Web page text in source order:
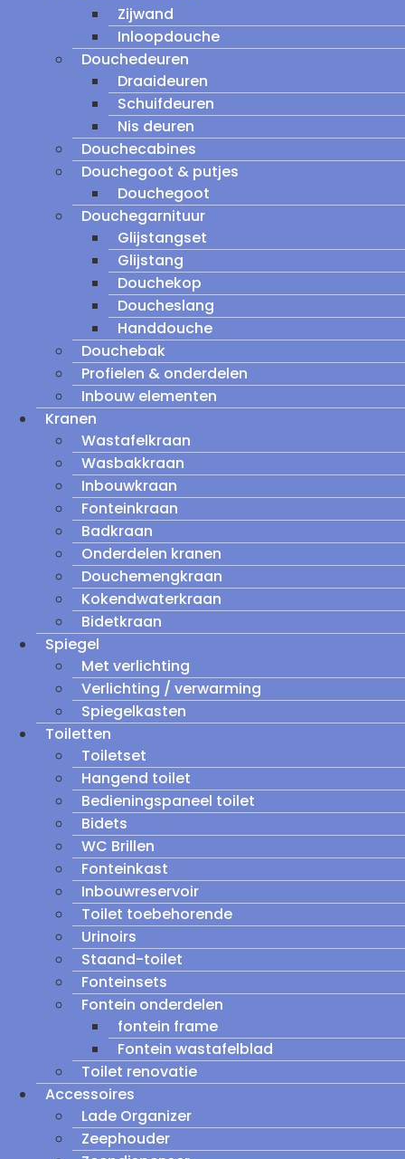
Zijwand
Inloopdouche
Douchedeuren
Draaideuren
Schuifdeuren
Nis deuren
Douchecabines
Douchegoot & putjes
Douchegoot
Douchegarnituur
Glijstangset
Glijstang
Douchekop
Doucheslang
Handdouche
Douchebak
Profielen & onderdelen
Inbouw elementen
Kranen
Wastafelkraan
Wasbakkraan
Inbouwkraan
Fonteinkraan
Badkraan
Onderdelen kranen
Douchemengkraan
Kokendwaterkraan
Bidetkraan
Spiegel
Met verlichting
Verlichting / verwarming
Spiegelkasten
Toiletten
Toiletset
Hangend toilet
Bedieningspaneel toilet
Bidets
WC Brillen
Fonteinkast
Inbouwreservoir
Toilet toebehorende
Urinoirs
Staand-toilet
Fonteinsets
Fontein onderdelen
fontein frame
Fontein wastafelblad
Toilet renovatie
Accessoires
Lade Organizer
Zeephouder